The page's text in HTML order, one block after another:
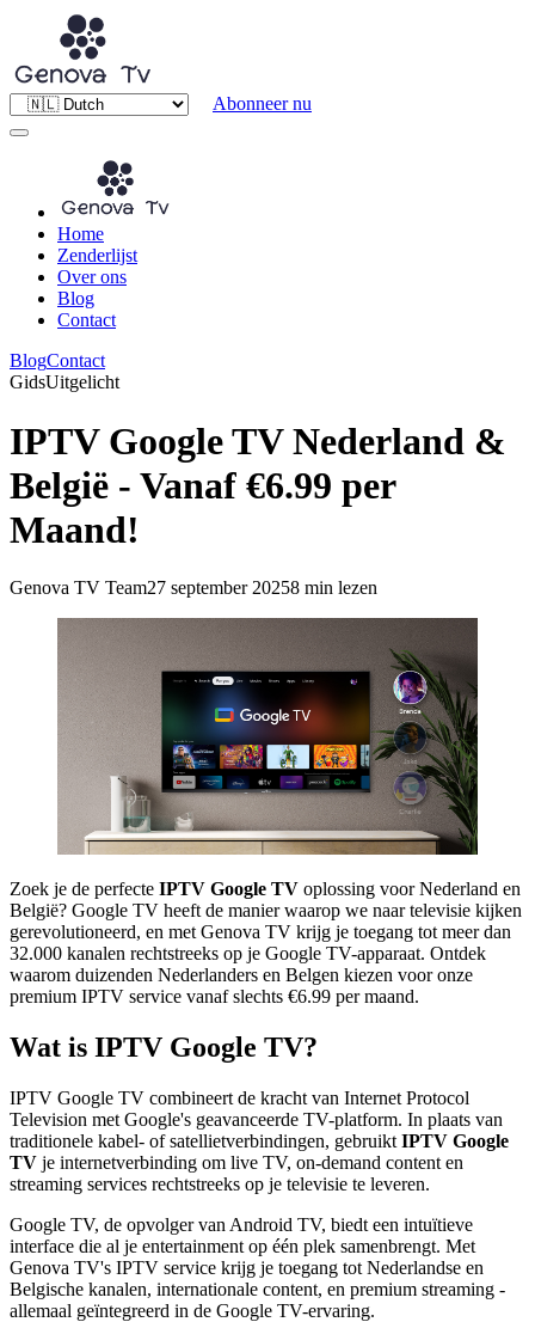
Abonneer nu
Home
Zenderlijst
Over ons
Blog
Contact
BlogContact
GidsUitgelicht
IPTV Google TV Nederland &
België - Vanaf €6.99 per
Maand!
Genova TV Team27 september 20258 min lezen
Zoek je de perfecte IPTV Google TV oplossing voor Nederland en
België? Google TV heeft de manier waarop we naar televisie kijken
gerevolutioneerd, en met Genova TV krijg je toegang tot meer dan
32.000 kanalen rechtstreeks op je Google TV-apparaat. Ontdek
waarom duizenden Nederlanders en Belgen kiezen voor onze
premium IPTV service vanaf slechts €6.99 per maand.
Wat is IPTV Google TV?
IPTV Google TV combineert de kracht van Internet Protocol
Television met Google's geavanceerde TV-platform. In plaats van
traditionele kabel- of satellietverbindingen, gebruikt IPTV Google
TV je internetverbinding om live TV, on-demand content en
streaming services rechtstreeks op je televisie te leveren.
Google TV, de opvolger van Android TV, biedt een intuïtieve
interface die al je entertainment op één plek samenbrengt. Met
Genova TV's IPTV service krijg je toegang tot Nederlandse en
Belgische kanalen, internationale content, en premium streaming -
allemaal geïntegreerd in de Google TV-ervaring.